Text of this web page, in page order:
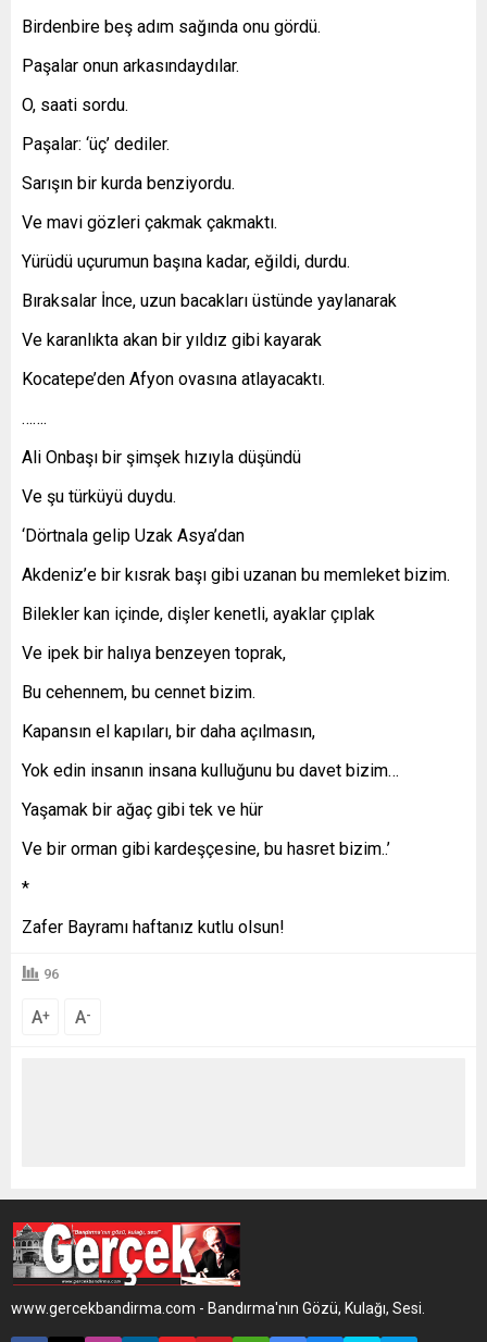
Birdenbire beş adım sağında onu gördü.
Paşalar onun arkasındaydılar.
O, saati sordu.
Paşalar: ‘üç’ dediler.
Sarışın bir kurda benziyordu.
Ve mavi gözleri çakmak çakmaktı.
Yürüdü uçurumun başına kadar, eğildi, durdu.
Bıraksalar İnce, uzun bacakları üstünde yaylanarak
Ve karanlıkta akan bir yıldız gibi kayarak
Kocatepe’den Afyon ovasına atlayacaktı.
…….
Ali Onbaşı bir şimşek hızıyla düşündü
Ve şu türküyü duydu.
‘Dörtnala gelip Uzak Asya’dan
Akdeniz’e bir kısrak başı gibi uzanan bu memleket bizim.
Bilekler kan içinde, dişler kenetli, ayaklar çıplak
Ve ipek bir halıya benzeyen toprak,
Bu cehennem, bu cennet bizim.
Kapansın el kapıları, bir daha açılmasın,
Yok edin insanın insana kulluğunu bu davet bizim…
Yaşamak bir ağaç gibi tek ve hür
Ve bir orman gibi kardeşçesine, bu hasret bizim..’
*
Zafer Bayramı haftanız kutlu olsun!
96
A+ A-
www.gercekbandirma.com - Bandırma'nın Gözü, Kulağı, Sesi.